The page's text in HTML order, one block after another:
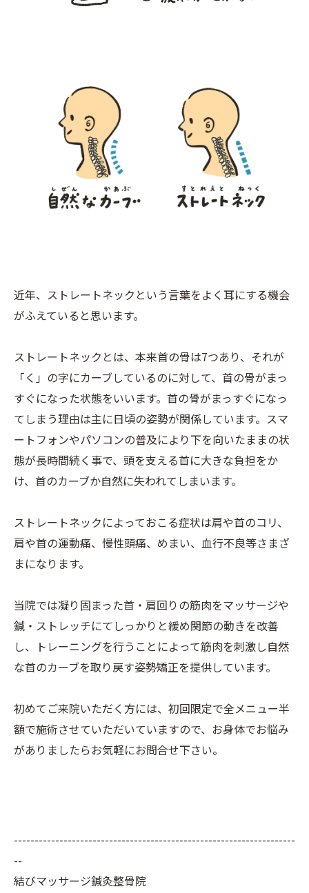
近年、ストレートネックという言葉をよく耳にする機会
がふえていると思います。
ストレートネックとは、本来首の骨は7つあり、それが
「く」の字にカーブしているのに対して、首の骨がまっ
すぐになった状態をいいます。首の骨がまっすぐになっ
てしまう理由は主に日頃の姿勢が関係しています。スマ
ートフォンやパソコンの普及により下を向いたままの状
態が長時間続く事で、頭を支える首に大きな負担をか
け、首のカーブか自然に失われてしまいます。
ストレートネックによっておこる症状は肩や首のコリ、
肩や首の運動痛、慢性頭痛、めまい、血行不良等さまざ
まになります。
当院では凝り固まった首・肩回りの筋肉をマッサージや
鍼・ストレッチにてしっかりと緩め関節の動きを改善
し、トレーニングを行うことによって筋肉を刺激し自然
な首のカーブを取り戻す姿勢矯正を提供しています。
初めてご来院いただく方には、初回限定で全メニュー半
額で施術させていただいていますので、お身体でお悩み
がありましたらお気軽にお問合せ下さい。
--------------------------------------------------------------------
--
結びマッサージ鍼灸整骨院